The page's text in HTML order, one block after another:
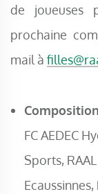
de joueuses
prochaine
mail à
FC AEDEC
Sports,
Ecaussinnes,